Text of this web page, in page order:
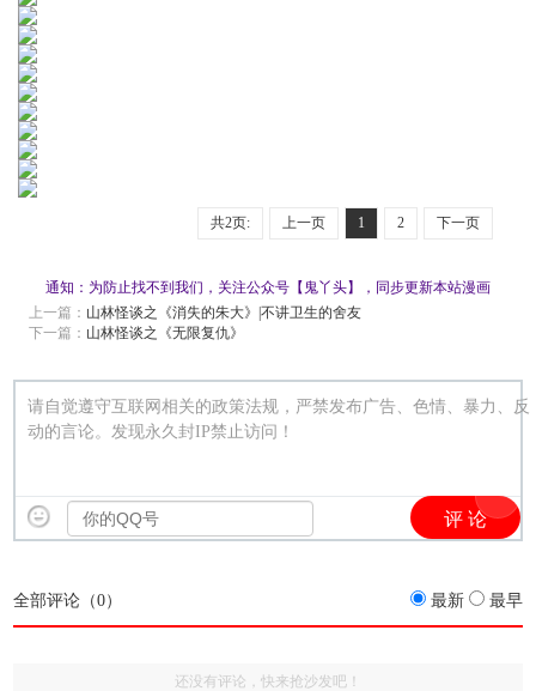
共2页: 上一页 1 2 下一页
通知：为防止找不到我们，关注公众号【鬼丫头】，同步更新本站漫画
上一篇： 山林怪谈之《消失的朱大》|不讲卫生的舍友
下一篇： 山林怪谈之《无限复仇》
请自觉遵守互联网相关的政策法规，严禁发布广告、色情、暴力、反
动的言论。发现永久封IP禁止访问！
全部评论（0） 最新 最早
还没有评论，快来抢沙发吧！